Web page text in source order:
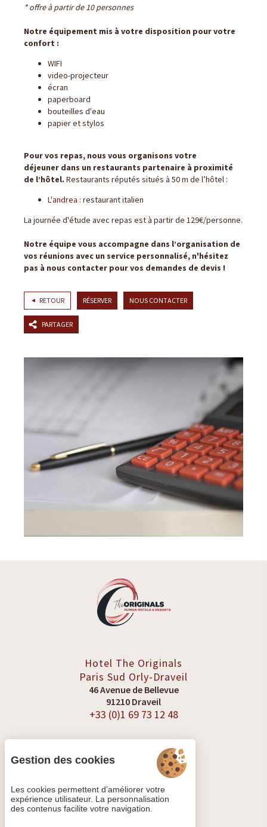
* offre à partir de 10 personnes
Notre équipement mis à votre disposition pour votre
confort :
WIFI
video-projecteur
écran
paperboard
bouteilles d'eau
papier et stylos
Pour vos repas, nous vous organisons votre
déjeuner dans un restaurants partenaire à proximité
de l’hôtel. Restaurants réputés situés à 50 m de l’hôtel :
L'andrea : restaurant italien
La journée d'étude avec repas est à partir de 129€/personne.
Notre équipe vous accompagne dans l’organisation de
vos réunions avec un service personnalisé, n'hésitez
pas à nous contacter pour vos demandes de devis !
RETOUR RÉSERVER NOUS CONTACTER
PARTAGER
Hotel The Originals
Paris Sud Orly-Draveil
46 Avenue de Bellevue
91210 Draveil
+33 (0)1 69 73 12 48
VOIR LES AVIS
Gestion des cookies
Les cookies permettent d’améliorer votre
expérience utilisateur. La personnalisation
des contenus facilite votre navigation.